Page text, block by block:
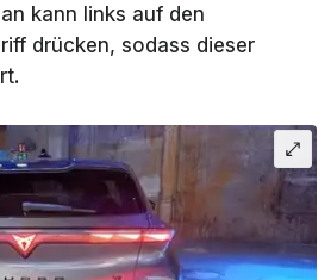
kann links auf den
drücken, sodass dieser